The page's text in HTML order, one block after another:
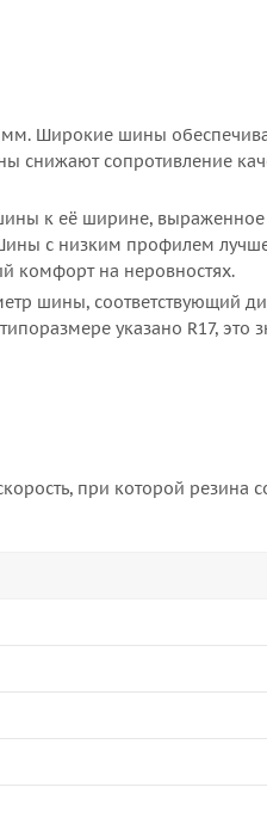
Широкие шины
снижают сопротивление
к её ширине,
с низким профилем
комфорт на неровностях.
шины, соответствующий
указано R17, это
при которой резина